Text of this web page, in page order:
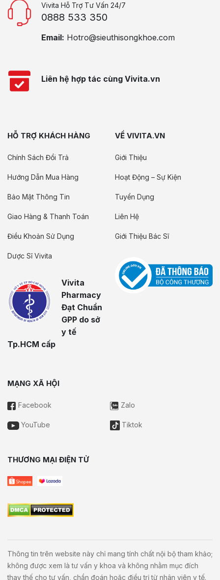
Vivita Hỗ Trợ Tư Vấn 24/7
0888 533 350
Email: Hotro@sieuthisongkhoe.com
Liên hệ hợp tác cùng Vivita.vn
HỖ TRỢ KHÁCH HÀNG
Chính Sách Đổi Trả
Hướng Dẫn Mua Hàng
Bảo Mật Thông Tin
Giao Hàng & Thanh Toán
Điều Khoản Sử Dụng
Dược Sĩ Vivita
Vivita
Pharmacy
Đạt Chuẩn
GPP do sở
y tế
Tp.HCM cấp
VỀ VIVITA.VN
Giới Thiệu
Hoạt Động – Sự Kiện
Tuyển Dụng
Liên Hệ
Giới Thiệu Bác Sĩ
MẠNG XÃ HỘI
Facebook Zalo
YouTube Tiktok
THƯƠNG MẠI ĐIỆN TỬ
Thông tin trên website này chỉ mang tính chất nội bộ tham khảo;
không được xem là tư vấn y khoa và không nhằm mục đích
thay thế cho tư vấn, chẩn đoán hoặc điều trị từ nhân viên y tế.